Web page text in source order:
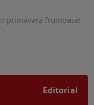
primăvară frumoasă!
Editorial